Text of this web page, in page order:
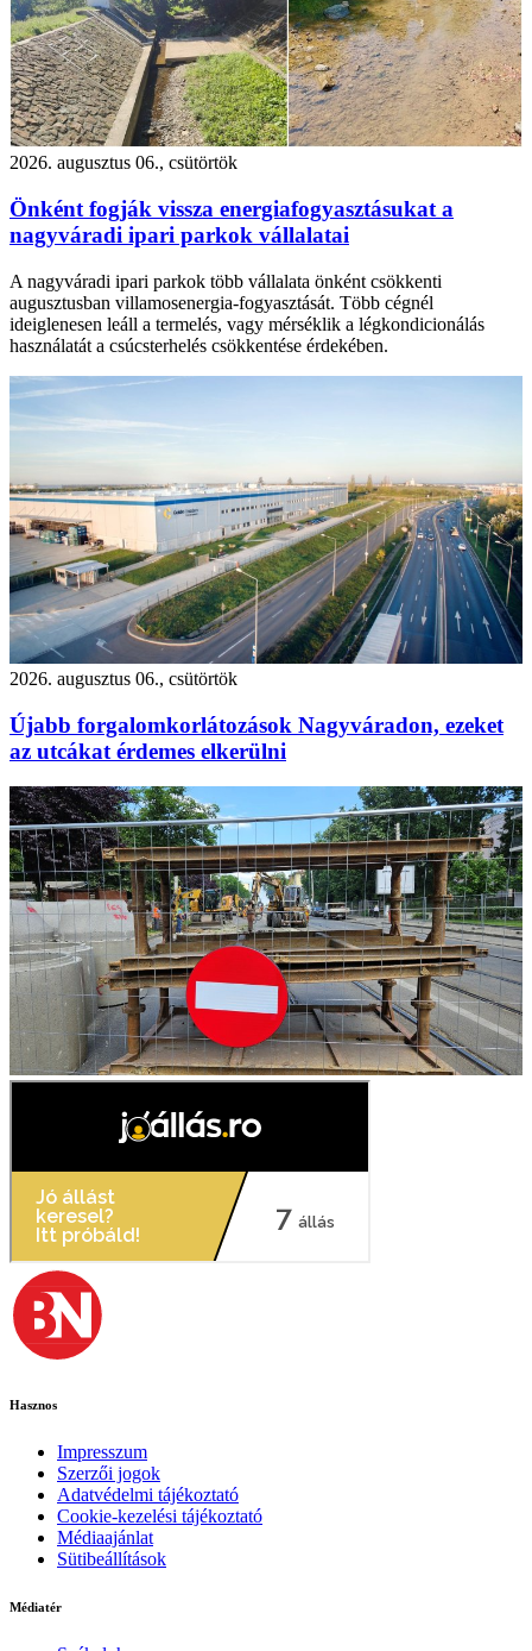
2026. augusztus 06., csütörtök
Önként fogják vissza energiafogyasztásukat a
nagyváradi ipari parkok vállalatai
A nagyváradi ipari parkok több vállalata önként csökkenti
augusztusban villamosenergia-fogyasztását. Több cégnél
ideiglenesen leáll a termelés, vagy mérséklik a légkondicionálás
használatát a csúcsterhelés csökkentése érdekében.
2026. augusztus 06., csütörtök
Újabb forgalomkorlátozások Nagyváradon, ezeket
az utcákat érdemes elkerülni
Hasznos
Impresszum
Szerzői jogok
Adatvédelmi tájékoztató
Cookie-kezelési tájékoztató
Médiaajánlat
Sütibeállítások
Médiatér